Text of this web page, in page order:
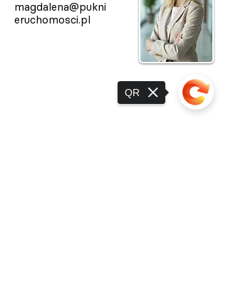
magdalena@pukni
eruchomosci.pl
QR